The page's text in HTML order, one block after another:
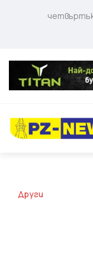
Други